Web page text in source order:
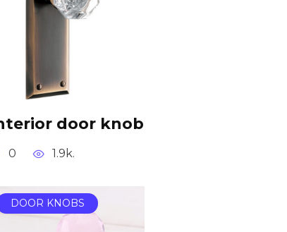
door knob
0 1.9k.
DOOR KNOBS